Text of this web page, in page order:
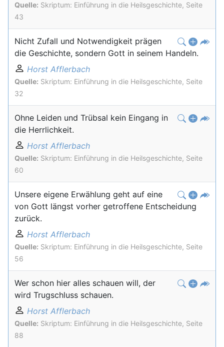
Quelle: Skriptum: Einführung in die Heilsgeschichte, Seite
43
Nicht Zufall und Notwendigkeit prägen
die Geschichte, sondern Gott in seinem Handeln.
Horst Afflerbach
Quelle: Skriptum: Einführung in die Heilsgeschichte, Seite
32
Ohne Leiden und Trübsal kein Eingang in
die Herrlichkeit.
Horst Afflerbach
Quelle: Skriptum: Einführung in die Heilsgeschichte, Seite
60
Unsere eigene Erwählung geht auf eine
von Gott längst vorher getroffene Entscheidung
zurück.
Horst Afflerbach
Quelle: Skriptum: Einführung in die Heilsgeschichte, Seite
56
Wer schon hier alles schauen will, der
wird Trugschluss schauen.
Horst Afflerbach
Quelle: Skriptum: Einführung in die Heilsgeschichte, Seite
88